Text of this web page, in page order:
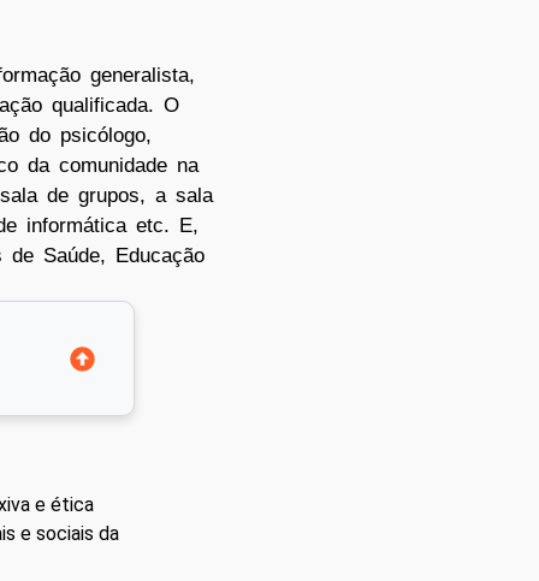
generalista,
qualificada. O
do psicólogo,
da comunidade na
de grupos, a sala
informática etc. E,
Saúde, Educação
e ética
e sociais da